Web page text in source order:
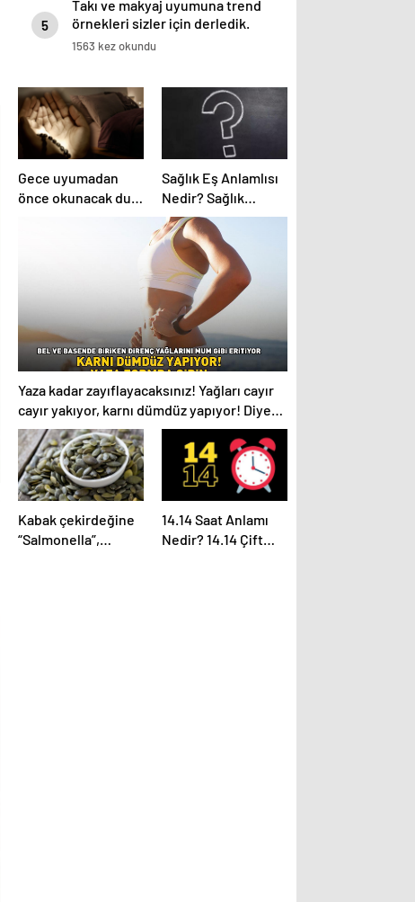
5
Takı ve makyaj uyumuna trend
örnekleri sizler için derledik.
1563 kez okundu
Gece uyumadan
önce okunacak dua!
Sağlık Eş Anlamlısı
Nedir? Sağlık
Kelimesinin Eş
Anlamlıları
Nelerdir?
Yaza kadar zayıflayacaksınız! Yağları cayır
cayır yakıyor, karnı dümdüz yapıyor! Diyet
kabak çorbası tarifi ve püf noktaları!
Kabak çekirdeğine
“Salmonella”,
14.14 Saat Anlamı
Nedir? 14.14 Çift